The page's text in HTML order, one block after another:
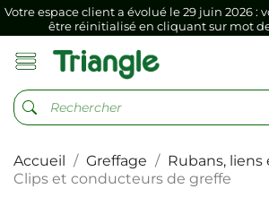
Votre espace client a évolué le 29 juin 2026 :
être réinitialisé en cliquant sur mot
Si vous aviez mémorisé votre précédent
navigateur internet, il doit être réenregistré à
Votre espace client a évolué le 29 juin 2026 :
être réinitialisé en cliquant sur mot
Si vous aviez mémorisé votre précédent
navigateur internet, il doit être réenregistré à
vers votre nouvel espace
Accueil Greffage
Rubans, liens
Clips et conducteurs de greffe